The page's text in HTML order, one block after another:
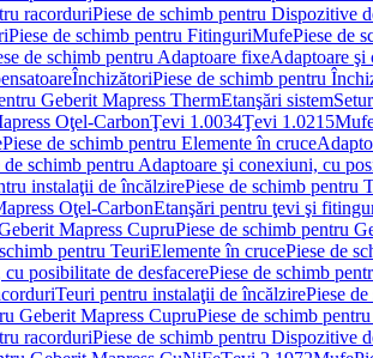
racorduriPiese de schimb pentru Dispozitive
Piese de schimb pentru FitinguriMufePiese de
de schimb pentru Adaptoare fixeAdaptoare şi
ÎnchizătoriPiese de schimb pentru
Geberit Mapress ThermEtanşări sistem
Oţel-CarbonŢevi 1.0034Ţevi 1.0215
Piese de schimb pentru Elemente în cruce
de schimb pentru Adaptoare şi conexiuni, cu
instalaţii de încălzirePiese de schimb pentru
Oţel-CarbonEtanşări pentru ţevi şi
Mapress CupruPiese de schimb pentru
pentru TeuriElemente în crucePiese de
posibilitate de desfacerePiese de schimb
Teuri pentru instalaţii de încălzirePiese
Geberit Mapress CupruPiese de schimb
racorduriPiese de schimb pentru Dispozitive